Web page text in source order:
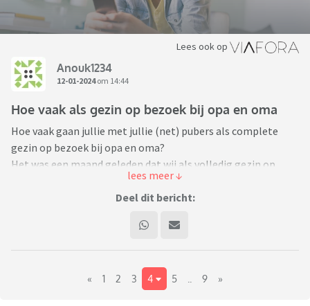
Lees ook op
Anouk1234
12-01-2024om 14:44
Hoe vaak als gezin op bezoek bij opa en oma
Hoe vaak gaan jullie met jullie (net) pubers als complete
gezin op bezoek bij opa en oma?
Het was een maand geleden dat wij als volledig gezin op
bezoek waren geweest bij mijn schoonouders. Daarna was
mij man nog een keer met onze jongste van 12 op bezoek
en twee dagen voordat hij alleen langs zou gaan we weer een
keer als volledig gezin langs zouden moeten gaan. Op een
gegeven moment houd het toch op om los van bijzondere
dagen als volledig gezin langs te gaan?
Deel dit bericht:
« 1 2 3 4 5 9 »